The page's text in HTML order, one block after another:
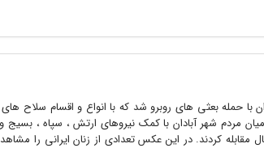
با حمله بعثی های روبرو شد که با انواع و اقسام سلاح
میان مردم شهر آبادان با کمک نیروهای ارتش ، سپاه ،
مقابله کردند. در این عکس تعدادی از زنان ایرانی را